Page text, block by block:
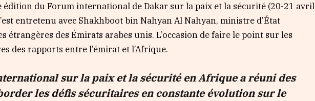
édition du Forum international de Dakar sur la paix et la sécurité (20-21 avril
entretenu avec Shakhboot bin Nahyan Al Nahyan, ministre d’État
étrangères des Émirats arabes unis. L’occasion de faire le point sur les
des rapports entre l’émirat et l’Afrique.
sur la paix et la sécurité en Afrique a réuni des
les défis sécuritaires en constante évolution sur le